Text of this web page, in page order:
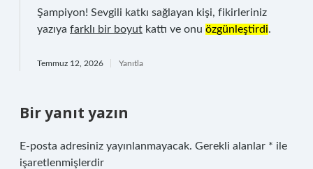
Şampiyon! Sevgili katkı sağlayan kişi, fikirleriniz
yazıya farklı bir boyut kattı ve onu özgünleştirdi.
Temmuz 12, 2026 Yanıtla
Bir yanıt yazın
E-posta adresiniz yayınlanmayacak. Gerekli alanlar * ile
işaretlenmişlerdir